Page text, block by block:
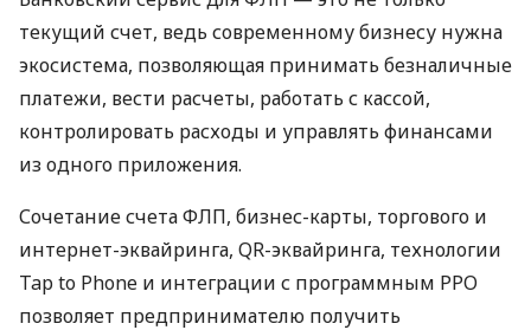
текущий счет, ведь современному бизнесу нужна
экосистема, позволяющая принимать безналичные
платежи, вести расчеты, работать с кассой,
контролировать расходы и управлять финансами
из одного приложения.
Сочетание счета ФЛП, бизнес-карты, торгового и
интернет-эквайринга, QR-эквайринга, технологии
Tap to Phone и интеграции с программным РРО
позволяет предпринимателю получить